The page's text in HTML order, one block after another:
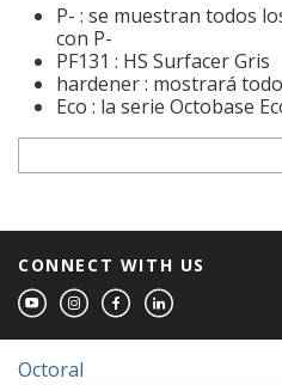
P- : se muestran todos
con P-
PF131 : HS Surfacer Gris
hardener : mostrará
Eco : la serie Octobase
CONNECT WITH US
Octoral